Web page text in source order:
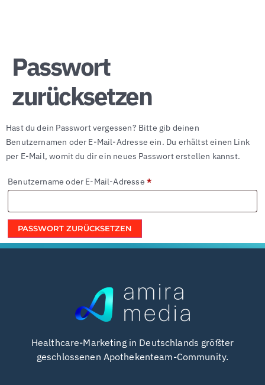
Passwort
zurücksetzen
Hast du dein Passwort vergessen? Bitte gib deinen
Benutzernamen oder E-Mail-Adresse ein. Du erhältst einen Link
per E-Mail, womit du dir ein neues Passwort erstellen kannst.
Benutzername oder E-Mail-Adresse *
PASSWORT ZURÜCKSETZEN
Healthcare-Marketing in Deutschlands größter
geschlossenen Apothekenteam-Community.